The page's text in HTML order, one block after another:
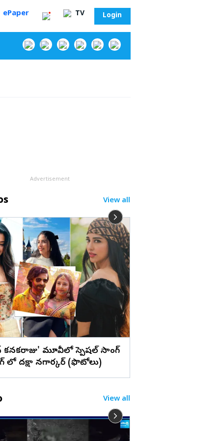
ePaper
TV Login
Advertisement
View all
కనకరాజు' మూవీలో స్పెషల్ సాంగ్
లో దక్షా నగార్కర్ (ఫొటోలు)
View all